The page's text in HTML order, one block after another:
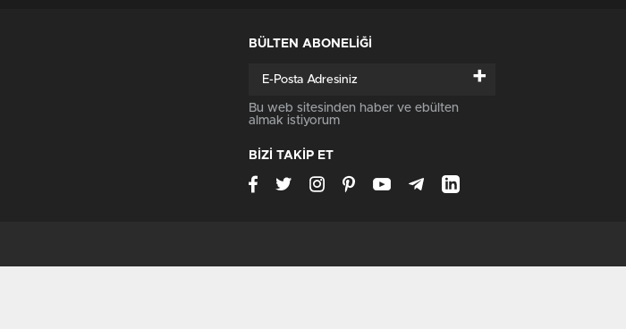
BÜLTEN ABONELİĞİ
+
Bu web sitesinden haber ve ebülten
almak istiyorum
BİZİ TAKİP ET